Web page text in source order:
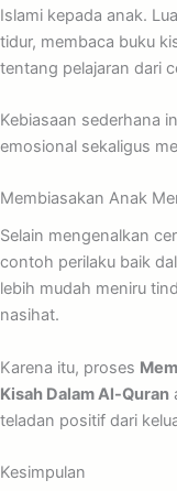
Islami kepada anak.
tidur, membaca buku
tentang pelajaran dari
Kebiasaan sederhana
emosional sekaligus
Membiasakan Anak
Selain mengenalkan
contoh perilaku baik
lebih mudah meniru
nasihat.
Karena itu, proses
Kisah Dalam Al-Quran
teladan positif dari
Kesimpulan